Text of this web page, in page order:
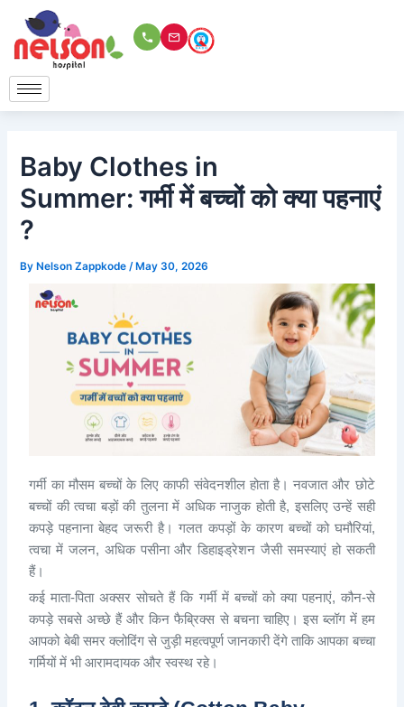
content
Baby Clothes in
Summer: गर्मी में बच्चों को क्या पहनाएं
?
ByNelson Zappkode/May 30, 2026
गर्मी का मौसम बच्चों के लिए काफी संवेदनशील होता है। नवजात और छोटे
बच्चों की त्वचा बड़ों की तुलना में अधिक नाजुक होती है, इसलिए उन्हें सही
कपड़े पहनाना बेहद जरूरी है। गलत कपड़ों के कारण बच्चों को घमौरियां,
त्वचा में जलन, अधिक पसीना और डिहाइड्रेशन जैसी समस्याएं हो सकती
हैं।
कई माता-पिता अक्सर सोचते हैं कि गर्मी में बच्चों को क्या पहनाएं, कौन-से
कपड़े सबसे अच्छे हैं और किन फैब्रिक्स से बचना चाहिए। इस ब्लॉग में हम
आपको बेबी समर क्लोदिंग से जुड़ी महत्वपूर्ण जानकारी देंगे ताकि आपका बच्चा
गर्मियों में भी आरामदायक और स्वस्थ रहे।